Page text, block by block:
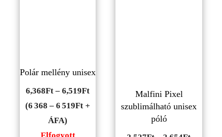
Polár mellény unisex
6,368Ft – 6,519FtÁrtartomány:
6,368Ft
(6 368 – 6 519Ft +
ÁFA)
Malfini Pixel
szublimálható unisex
póló